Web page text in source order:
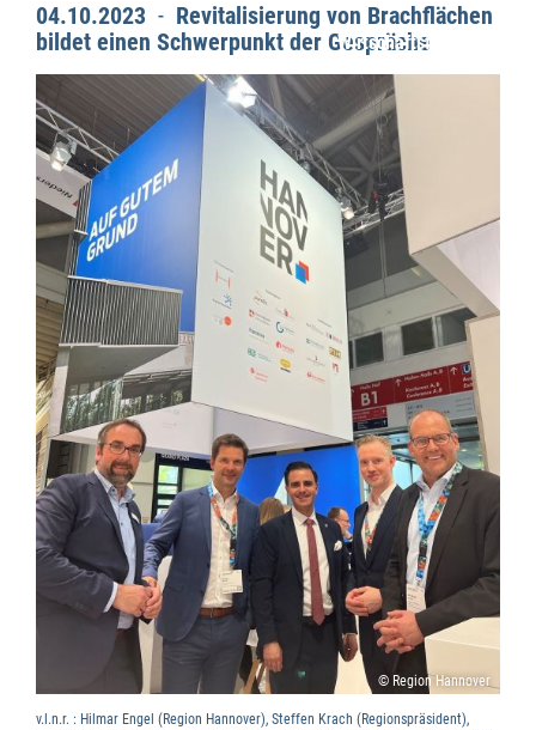
Wirtschaftsförderung
04.10.2023 - Revitalisierung von Brachflächen
bildet einen Schwerpunkt der Gespräche
© Region Hannover
v.l.n.r. : Hilmar Engel (Region Hannover), Steffen Krach (Regionspräsident),